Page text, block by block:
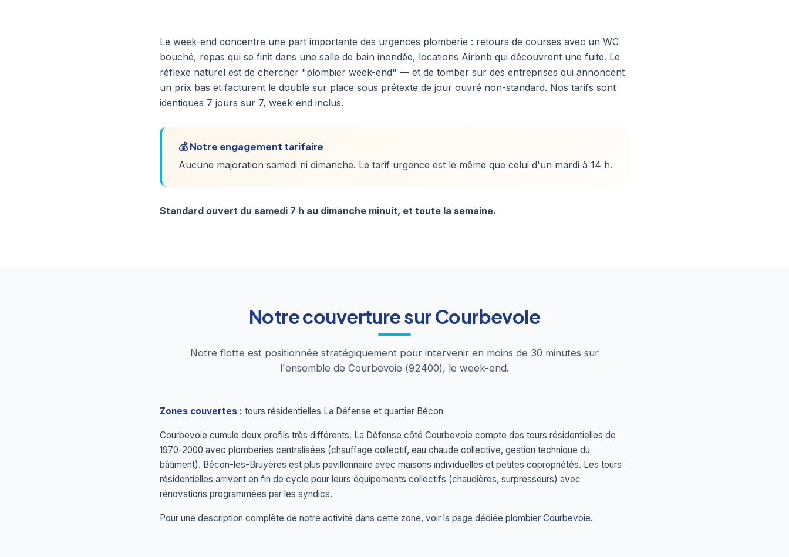
Le week-end concentre une part importante des urgences plomberie : retours de courses avec un WC
bouché, repas qui se finit dans une salle de bain inondée, locations Airbnb qui découvrent une fuite. Le
réflexe naturel est de chercher "plombier week-end" — et de tomber sur des entreprises qui annoncent
un prix bas et facturent le double sur place sous prétexte de jour ouvré non-standard. Nos tarifs sont
identiques 7 jours sur 7, week-end inclus.
💰 Notre engagement tarifaire
Aucune majoration samedi ni dimanche. Le tarif urgence est le même que celui d'un mardi à 14 h.
Standard ouvert du samedi 7 h au dimanche minuit, et toute la semaine.
Notre couverture sur Courbevoie
Notre flotte est positionnée stratégiquement pour intervenir en moins de 30 minutes sur
l'ensemble de Courbevoie (92400), le week-end.
Zones couvertes : tours résidentielles La Défense et quartier Bécon
Courbevoie cumule deux profils très différents. La Défense côté Courbevoie compte des tours résidentielles de
1970-2000 avec plomberies centralisées (chauffage collectif, eau chaude collective, gestion technique du
bâtiment). Bécon-les-Bruyères est plus pavillonnaire avec maisons individuelles et petites copropriétés. Les tours
résidentielles arrivent en fin de cycle pour leurs équipements collectifs (chaudières, surpresseurs) avec
rénovations programmées par les syndics.
Pour une description complète de notre activité dans cette zone, voir la page dédiée plombier Courbevoie.